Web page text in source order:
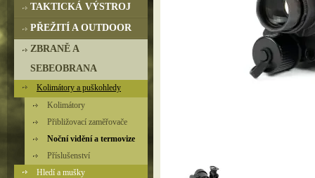
TAKTICKÁ VÝSTROJ
PŘEŽITÍ A OUTDOOR
ZBRANĚ A
SEBEOBRANA
Kolimátory a puškohledy
Kolimátory
Přibližovací zaměřovače
Noční vidění a termovize
Příslušenství
Hledí a mušky